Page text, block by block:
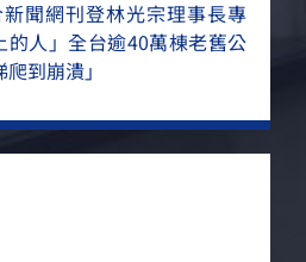
聞網刊登林光宗理事長專
人」全台逾40萬棟老舊公
到崩潰」